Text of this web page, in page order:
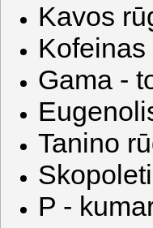
Kavos
Kofeinas
Gama -
Tanino
P -